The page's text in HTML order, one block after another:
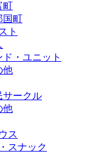
町
国町
ト
ド・ユニット
他
サークル
他
ス
スナック